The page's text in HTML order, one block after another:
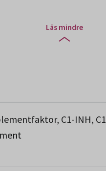
Läs mindre
C1-INH,